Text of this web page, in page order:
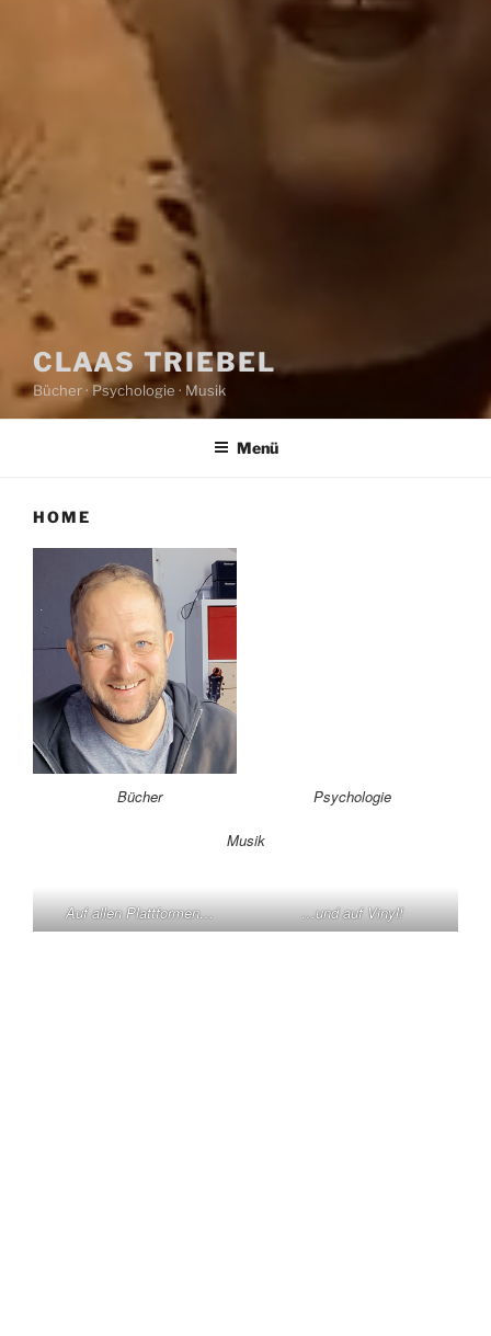
CLAAS TRIEBEL
Bücher · Psychologie · Musik
Menü
HOME
Bücher Psychologie
Musik
Auf allen Plattformen… …und auf Vinyl!